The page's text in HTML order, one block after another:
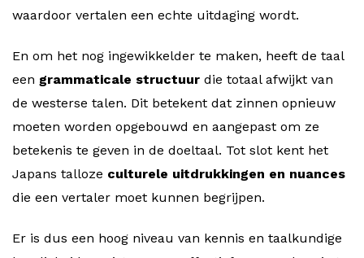
waardoor vertalen een echte uitdaging wordt.
En om het nog ingewikkelder te maken, heeft de taal
een grammaticale structuur die totaal afwijkt van
de westerse talen. Dit betekent dat zinnen opnieuw
moeten worden opgebouwd en aangepast om ze
betekenis te geven in de doeltaal. Tot slot kent het
Japans talloze culturele uitdrukkingen en nuances
die een vertaler moet kunnen begrijpen.
Er is dus een hoog niveau van kennis en taalkundige